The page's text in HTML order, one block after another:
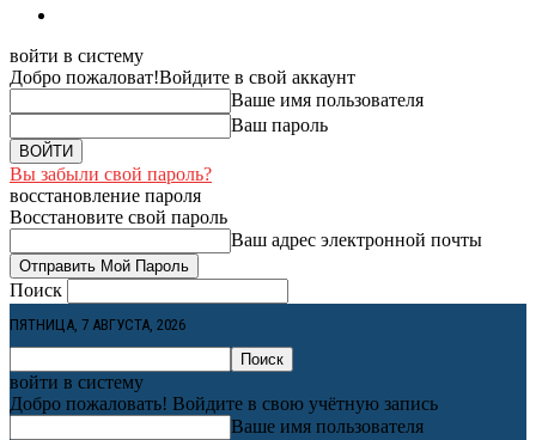
войти в систему
Добро пожаловат!Войдите в свой аккаунт
Ваше имя пользователя
Ваш пароль
Вы забыли свой пароль?
восстановление пароля
Восстановите свой пароль
Ваш адрес электронной почты
Поиск
ПЯТНИЦА, 7 АВГУСТА, 2026
войти в систему
Добро пожаловать! Войдите в свою учётную запись
Ваше имя пользователя